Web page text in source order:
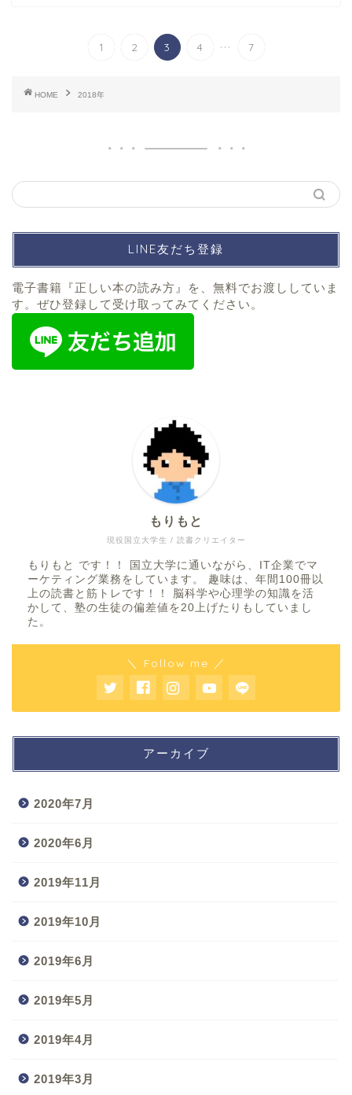
1 2 3 4 ... 7
HOME 2018年
LINE友だち登録
電子書籍『正しい本の読み方』を、無料でお渡ししていま
す。ぜひ登録して受け取ってみてください。
現役国立大学生 / 読書クリエイター
もりもと
もりもと です！！ 国立大学に通いながら、IT企業でマ
ーケティング業務をしています。 趣味は、年間100冊以
上の読書と筋トレです！！ 脳科学や心理学の知識を活
かして、塾の生徒の偏差値を20上げたりもしていまし
た。
＼ Follow me ／
アーカイブ
2020年7月
2020年6月
2019年11月
2019年10月
2019年6月
2019年5月
2019年4月
2019年3月